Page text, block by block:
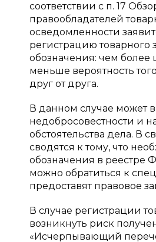
соответствии с п. 17
правообладателей
осведомленности
регистрацию товарного
обозначения: чем более
меньше вероятность
друг от друга.
В данном случае может
недобросовестности и
обстоятельства дела. В
сводятся к тому, что
обозначения в реестре
можно обратиться к
предоставят правовое
В случае регистрации
возникнуть риск
«Исчерпывающий